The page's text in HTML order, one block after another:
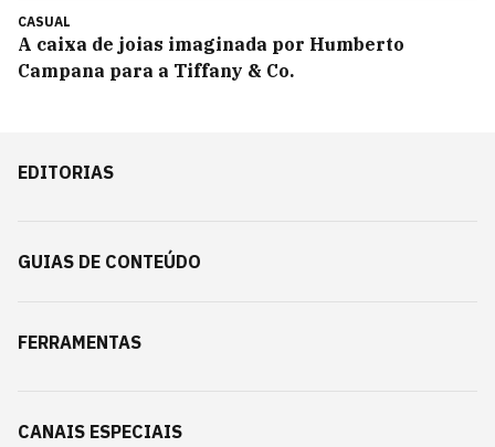
CASUAL
A caixa de joias imaginada por Humberto
Campana para a Tiffany & Co.
EDITORIAS
GUIAS DE CONTEÚDO
FERRAMENTAS
CANAIS ESPECIAIS